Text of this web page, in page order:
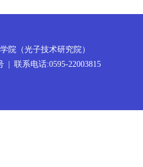
院（光子技术研究院）
联系电话:0595-22003815